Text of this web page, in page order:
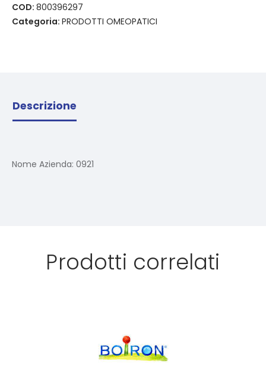
COD: 800396297
Categoria: PRODOTTI OMEOPATICI
Descrizione
Nome Azienda: 0921
Prodotti correlati